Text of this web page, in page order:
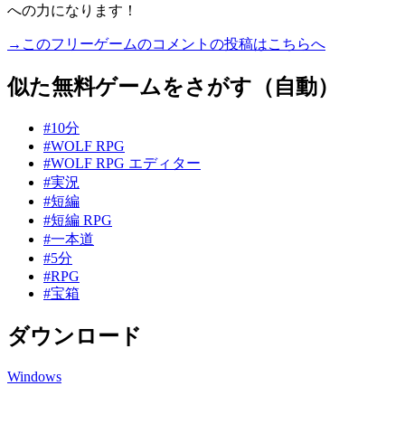
への力になります！
→このフリーゲームのコメントの投稿はこちらへ
似た無料ゲームをさがす（自動）
#10分
#WOLF RPG
#WOLF RPG エディター
#実況
#短編
#短編 RPG
#一本道
#5分
#RPG
#宝箱
ダウンロード
Windows